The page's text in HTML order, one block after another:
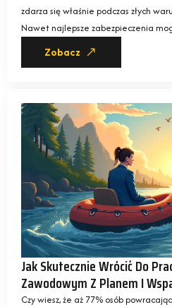
zdarza się właśnie podczas złych
Nawet najlepsze zabezpieczenia
Zobacz
Jak Skutecznie Wrócić Do
Zawodowym Z Planem I
Czy wiesz, że aż 77% osób